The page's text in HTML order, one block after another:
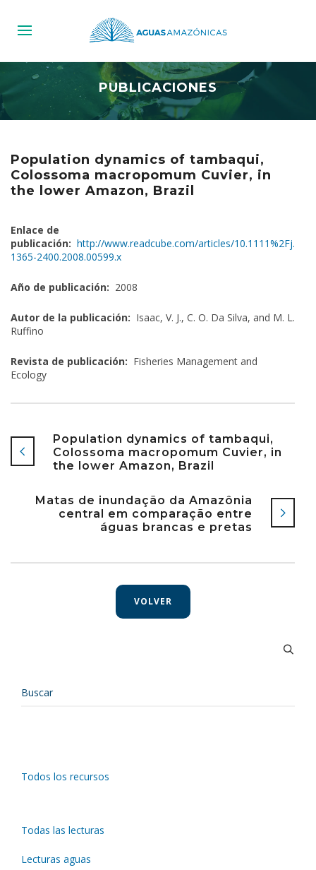
PUBLICACIONES
Population dynamics of tambaqui,
Colossoma macropomum Cuvier, in
the lower Amazon, Brazil
Enlace de
publicación: http://www.readcube.com/articles/10.1111%2Fj.
1365-2400.2008.00599.x
Año de publicación: 2008
Autor de la publicación: Isaac, V. J., C. O. Da Silva, and M. L.
Ruffino
Revista de publicación: Fisheries Management and
Ecology
Population dynamics of tambaqui,
Colossoma macropomum Cuvier, in
the lower Amazon, Brazil
Matas de inundação da Amazônia
central em comparação entre
águas brancas e pretas
VOLVER
Todos los recursos
Todas las lecturas
Lecturas aguas